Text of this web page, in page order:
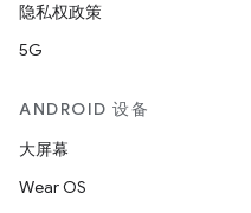
隐私权政策
5G
ANDROID 设备
大屏幕
Wear OS